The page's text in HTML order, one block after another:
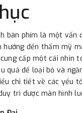
bàn phím là một vấn
đến thẩm mỹ
cấp một cái nhìn
quả để loại bỏ và
chi tiết về các yếu
trì được màn hình